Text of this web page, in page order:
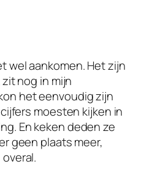
wel aankomen. Het zijn
nog in mijn
het eenvoudig zijn
moesten kijken in
En keken deden ze
geen plaats meer,